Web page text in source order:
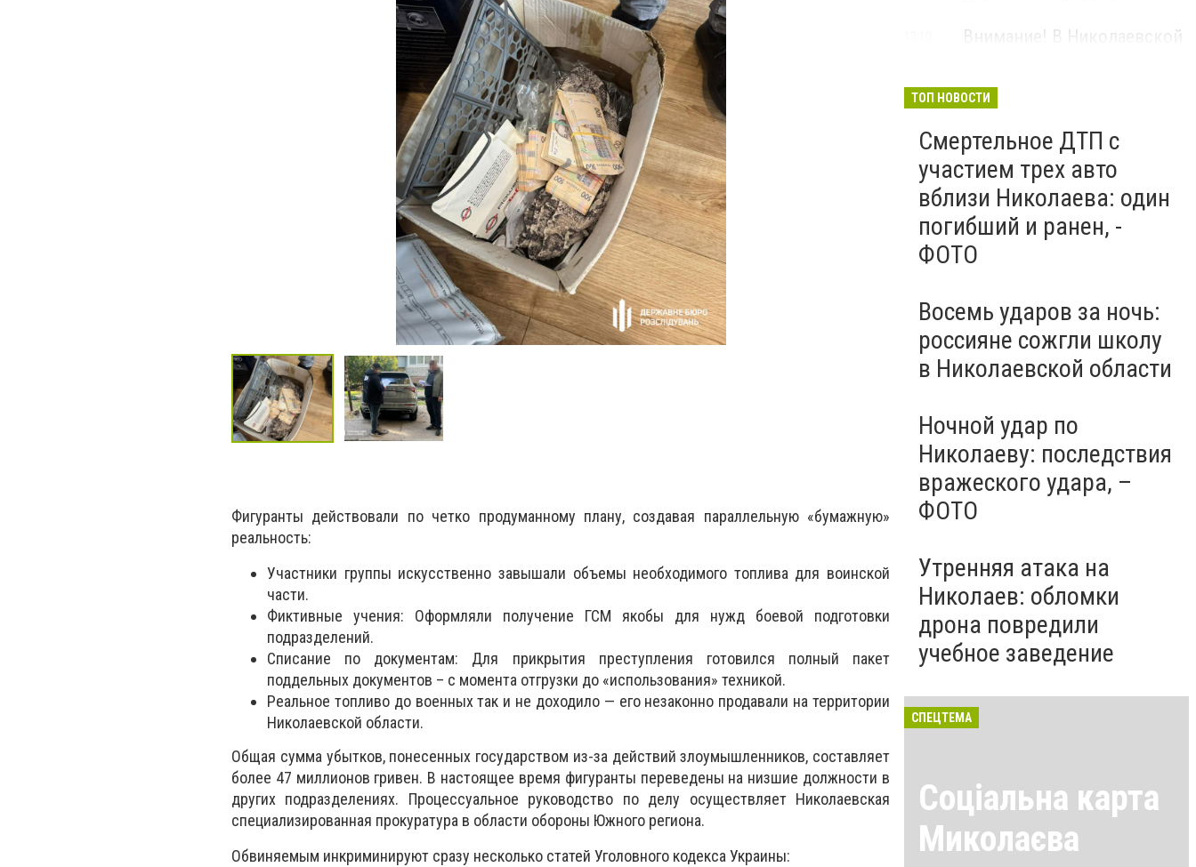
Фигуранты действовали по четко продуманному плану, создавая параллельную «бумажную»
реальность:
Участники группы искусственно завышали объемы необходимого топлива для воинской
части.
Фиктивные учения: Оформляли получение ГСМ якобы для нужд боевой подготовки
подразделений.
Списание по документам: Для прикрытия преступления готовился полный пакет
поддельных документов – с момента отгрузки до «использования» техникой.
Реальное топливо до военных так и не доходило — его незаконно продавали на территории
Николаевской области.
Общая сумма убытков, понесенных государством из-за действий злоумышленников, составляет
более 47 миллионов гривен. В настоящее время фигуранты переведены на низшие должности в
других подразделениях. Процессуальное руководство по делу осуществляет Николаевская
специализированная прокуратура в области обороны Южного региона.
Обвиняемым инкриминируют сразу несколько статей Уголовного кодекса Украины:
Внимание! В Николаевской
ТОП НОВОСТИ
Смертельное ДТП с
участием трех авто
вблизи Николаева: один
погибший и ранен, -
ФОТО
Восемь ударов за ночь:
россияне сожгли школу
в Николаевской области
Ночной удар по
Николаеву: последствия
вражеского удара, –
ФОТО
Утренняя атака на
Николаев: обломки
дрона повредили
учебное заведение
СПЕЦТЕМА
Соціальна карта
Миколаєва